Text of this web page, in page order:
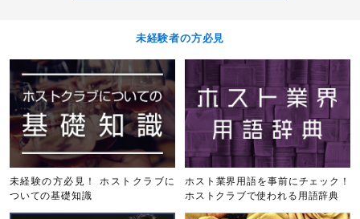
未経験者の方必見
未経験の方必見！ ホストクラブに
ついての基礎知識
ホスト業界用語を事前にチェック！
ホストクラブで使われる用語辞典